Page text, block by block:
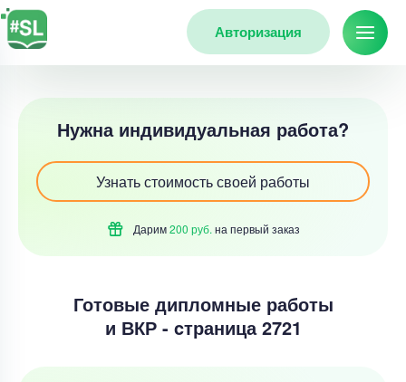
Авторизация
Нужна индивидуальная работа?
Узнать стоимость своей работы
Дарим200 руб. на первый заказ
Готовые дипломные работы
и ВКР - cтраница 2721